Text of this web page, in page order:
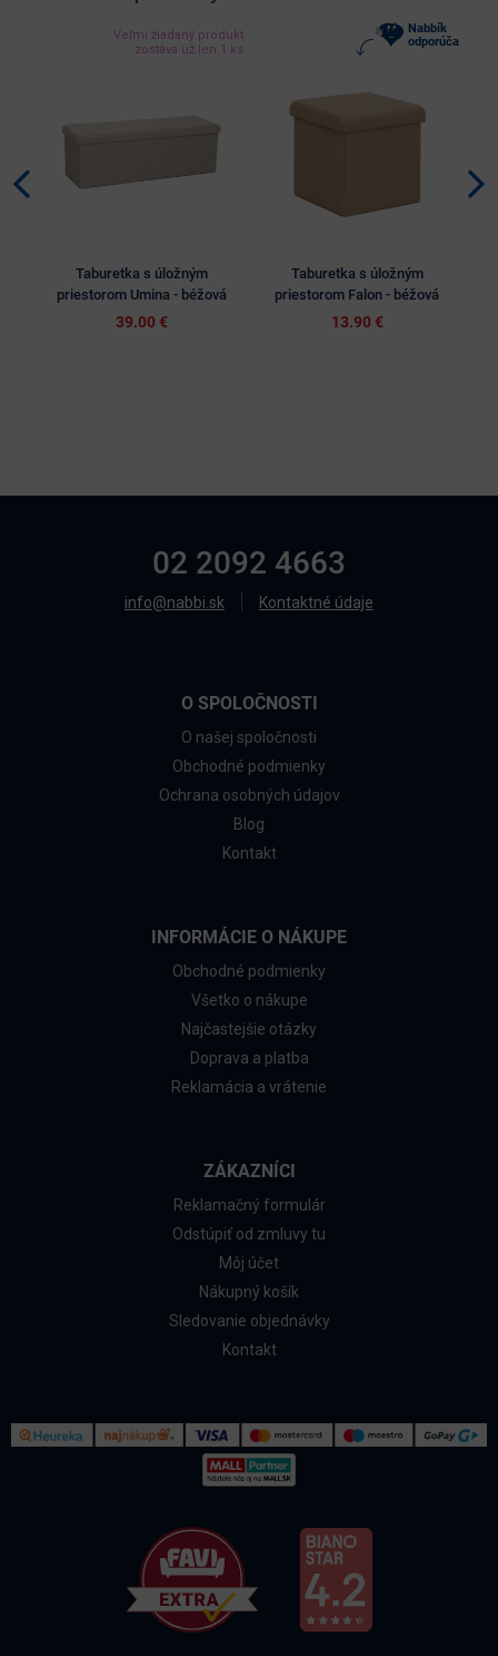
Veľmi žiadaný produkt
zostáva už len 1 ks
Taburetka s úložným
priestorom Umina - béžová
39.00 €
Nabbík
odporúča
Taburetka s úložným
priestorom Falon - béžová
13.90 €
02 2092 4663
info@nabbi.sk Kontaktné údaje
O SPOLOČNOSTI
O našej spoločnosti
Obchodné podmienky
Ochrana osobných údajov
Blog
Kontakt
INFORMÁCIE O NÁKUPE
Obchodné podmienky
Všetko o nákupe
Najčastejšie otázky
Doprava a platba
Reklamácia a vrátenie
ZÁKAZNÍCI
Reklamačný formulár
Odstúpiť od zmluvy tu
Môj účet
Nákupný košík
Sledovanie objednávky
Kontakt